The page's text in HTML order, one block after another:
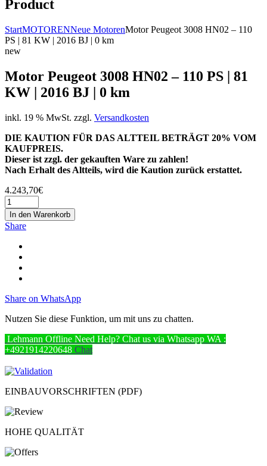
Product
StartMOTORENNeue MotorenMotor Peugeot 3008 HN02 – 110
PS | 81 KW | 2016 BJ | 0 km
new
Motor Peugeot 3008 HN02 – 110 PS | 81
KW | 2016 BJ | 0 km
inkl. 19 % MwSt. zzgl. Versandkosten
DIE KAUTION FÜR DAS ALTTEIL BETRÄGT 20% VOM
KAUFPREIS.
Dieser ist zzgl. der gekauften Ware zu zahlen!
Nach Erhalt des Altteils, wird die Kaution zurück erstattet.
4.243,70€
In den Warenkorb
Share
Share on WhatsApp
Nutzen Sie diese Funktion, um mit uns zu chatten.
Lehmann Offline Need Help? Chat us via Whatsapp WA :
+4921914220648 Chat
EINBAUVORSCHRIFTEN (PDF)
HOHE QUALITÄT